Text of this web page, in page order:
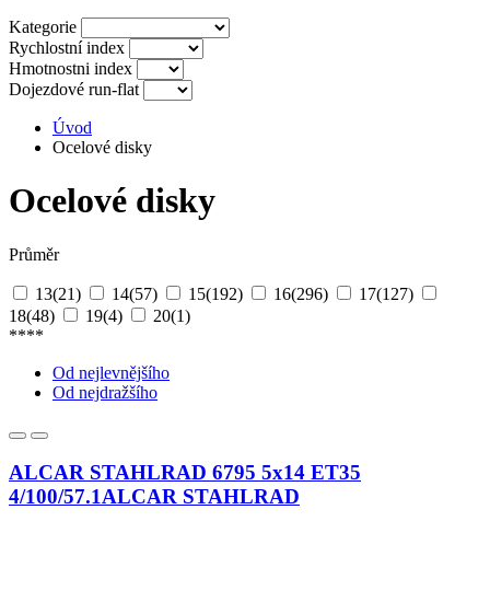
Kategorie
Rychlostní index
Hmotnostni index
Dojezdové run-flat
Úvod
Ocelové disky
Ocelové disky
Průměr
13(21) 14(57) 15(192) 16(296) 17(127)
18(48) 19(4) 20(1)
****
Od nejlevnějšího
Od nejdražšího
ALCAR STAHLRAD 6795 5x14 ET35
4/100/57.1ALCAR STAHLRAD